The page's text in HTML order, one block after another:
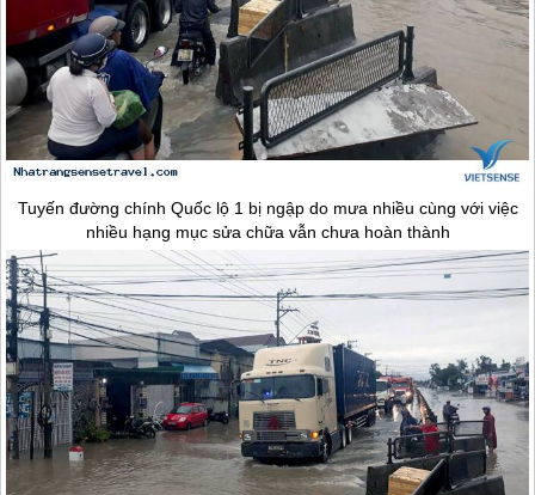
Tuyến đường chính Quốc lộ 1 bị ngập do mưa nhiều cùng với việc
nhiều hạng mục sửa chữa vẫn chưa hoàn thành